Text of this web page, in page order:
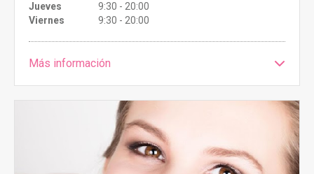
Jueves
9:30 - 20:00
Viernes
9:30 - 20:00
Más información